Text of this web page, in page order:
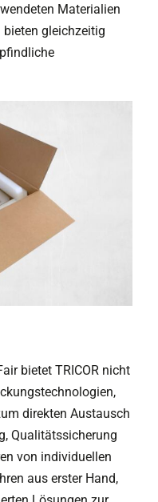
Materialien
gleichzeitig
bietet TRICOR nicht
direkten Austausch
Qualitätssicherung
von individuellen
aus erster Hand,